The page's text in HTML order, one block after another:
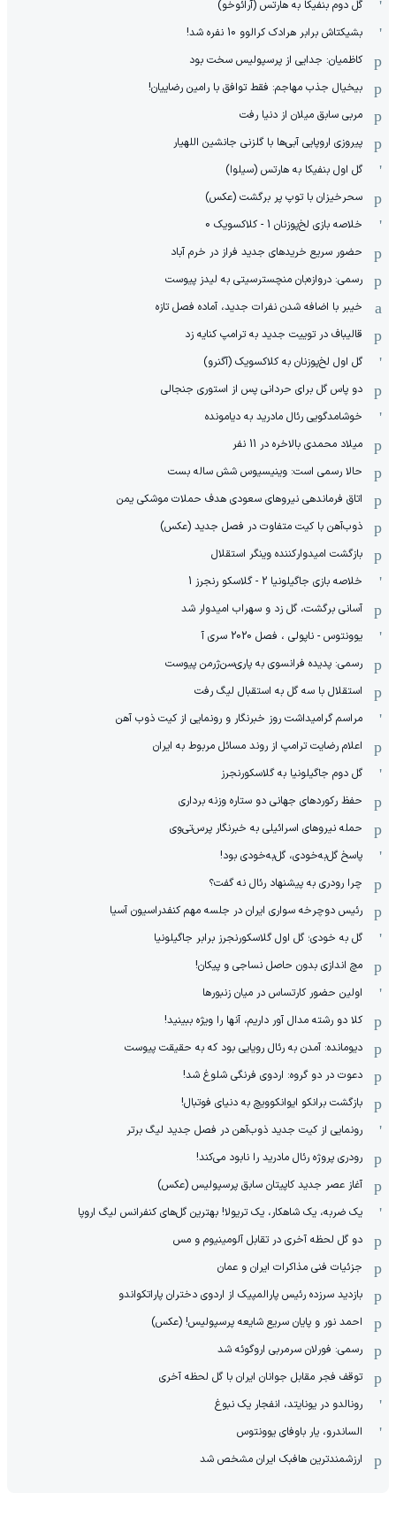
گل دوم بنفیکا به هارتس (آرائوخو)
بشیکتاش برابر هرادک کرالوو 10 نفره شد!
کاظمیان: جدایی از پرسپولیس سخت بود
بیخیال جذب مهاجم: فقط توافق با رامین رضاییان!
مربی سابق میلان از دنیا رفت
پیروزی اروپایی آبی‌ها با گلزنی جانشین اللهیار
گل اول بنفیکا به هارتس (سیلوا)
سحرخیزان با توپ پر برگشت (عکس)
خلاصه بازی لخ‌پوزنان 1 - کلاکسویک 0
حضور سریع خریدهای جدید فراز در خرم آباد
رسمی: دروازه‌بان منچسترسیتی به لیدز پیوست
خیبر با اضافه شدن نفرات جدید، آماده فصل تازه
قالیباف در توییت جدید به ترامپ کنایه زد
گل اول لخ‌پوزنان به کلاکسویک (آگنرو)
دو پاس گل برای حردانی پس از استوری جنجالی
خوشامدگویی رئال مادرید به دیامونده
میلاد محمدی بالاخره در 11 نفر
حالا رسمی است: وینیسیوس شش ساله بست
اتاق فرماندهی نیروهای سعودی هدف حملات موشکی یمن
ذوب‌آهن با کیت متفاوت در فصل جدید (عکس)
بازگشت امیدوارکننده وینگر استقلال
خلاصه بازی جاگیلونیا 2 - گلاسکو رنجرز 1
آسانی برگشت، گل زد و سهراب امیدوار شد
یوونتوس - ناپولی ، فصل 2020 سری آ
رسمی: پدیده فرانسوی به پاری‌سن‌ژرمن پیوست
استقلال با سه گل به استقبال لیگ رفت
مراسم گرامیداشت روز خبرنگار و رونمایی از کیت ذوب آهن
اعلام رضایت ترامپ از روند مسائل مربوط به ایران
گل دوم جاگیلونیا به گلاسکورنجرز
حفظ رکوردهای جهانی دو ستاره وزنه برداری
حمله نیروهای اسرائیلی به خبرنگار پرس‌تی‌وی
پاسخ گل‌به‌خودی، گل‌به‌خودی بود!
چرا رودری به پیشنهاد رئال نه گفت؟
رئیس دوچرخه سواری ایران در جلسه مهم کنفدراسیون آسیا
گل به خودی؛ گل اول گلاسکورنجرز برابر جاگیلونیا
مچ اندازی بدون حاصل نساجی و پیکان!
اولین حضور کارتساس در میان زنبورها
کلا دو‌ رشته مدال آور داریم، آنها را ویژه ببینید!
دیومانده: آمدن به رئال رویایی بود که به حقیقت پیوست
دعوت در دو گروه: اردوی فرنگی شلوغ شد!
بازگشت برانکو ایوانکوویچ به دنیای فوتبال!
رونمایی از کیت جدید ذوب‌آهن در فصل جدید لیگ برتر
رودری پروژه رئال مادرید را نابود می‌کند!
آغاز عصر جدید کاپیتان سابق پرسپولیس (عکس)
یک ضربه، یک شاهکار، یک تریولا! بهترین گل‌های کنفرانس لیگ اروپا
دو گل لحظه آخری در تقابل آلومینیوم و مس
جزئیات فنی مذاکرات ایران و عمان
بازدید سرزده رئیس پارالمپیک از اردوی دختران پاراتکواندو
احمد نور و پایان سریع شایعه پرسپولیس! (عکس)
رسمی: فورلان سرمربی اروگوئه شد
توقف فجر مقابل جوانان ایران با گل لحظه آخری
رونالدو در یونایتد، انفجار یک نبوغ
الساندرو، یار باوفای یوونتوس
ارزشمندترین هافبک ایران مشخص شد